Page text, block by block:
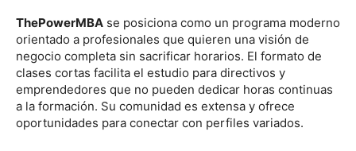
ThePowerMBA se posiciona como un programa moderno
orientado a profesionales que quieren una visión de
negocio completa sin sacrificar horarios. El formato de
clases cortas facilita el estudio para directivos y
emprendedores que no pueden dedicar horas continuas
a la formación. Su comunidad es extensa y ofrece
oportunidades para conectar con perfiles variados.